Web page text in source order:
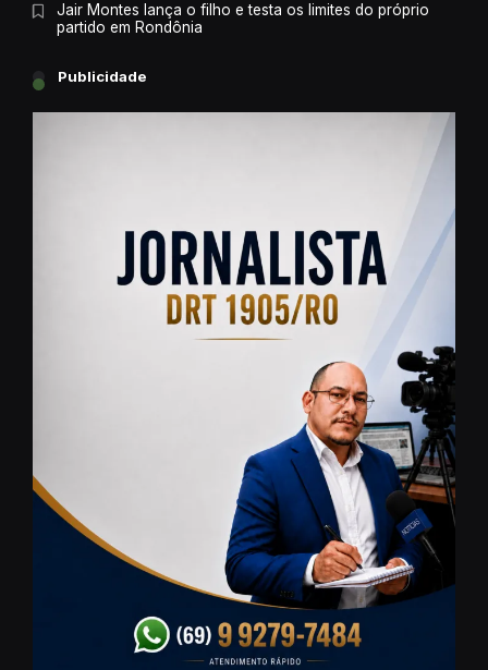
Jair Montes lança o filho e testa os limites do próprio
partido em Rondônia
Publicidade